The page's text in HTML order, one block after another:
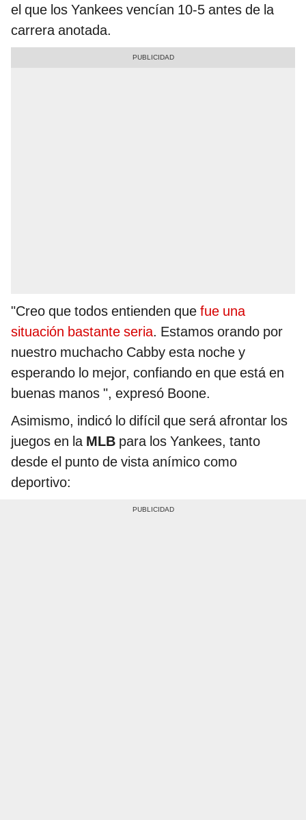
el que los Yankees vencían 10-5 antes de la
carrera anotada.
"Creo que todos entienden que fue una
situación bastante seria. Estamos orando por
nuestro muchacho Cabby esta noche y
esperando lo mejor, confiando en que está en
buenas manos ", expresó Boone.
Asimismo, indicó lo difícil que será afrontar los
juegos en la MLB para los Yankees, tanto
desde el punto de vista anímico como
deportivo: